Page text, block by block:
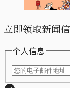
立即领取新闻信
个人信息